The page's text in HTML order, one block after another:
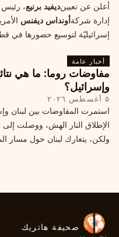
أعلن عن تعيينديفيد برنيع، رئيس
إدارة شركةأونداس ديفنس
إسرائيليّة لتوسيع حضورها في
أخبار عامة
مفاوضات روما: ما هي نتائج
وإسرائيل؟
٥ أغسطس ٢٠٢٦
استمرت المفاوضات بين لبنان
الإطلاق النار الهش، ووصلت
ولكن، يتعارك لبنان حول مسار
صحيفة هاتريك